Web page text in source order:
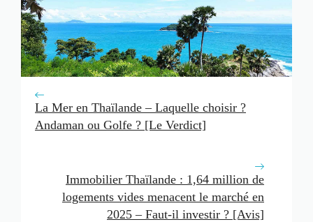
La Mer en Thaïlande – Laquelle choisir ?
Andaman ou Golfe ? [Le Verdict]
Immobilier Thaïlande : 1,64 million de
logements vides menacent le marché en
2025 – Faut-il investir ? [Avis]